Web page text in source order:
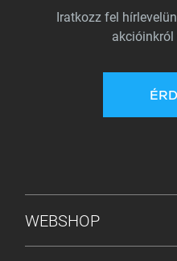
Iratkozz fel
akcióinkról
ALSÓ MENÜ
WEBSHOP